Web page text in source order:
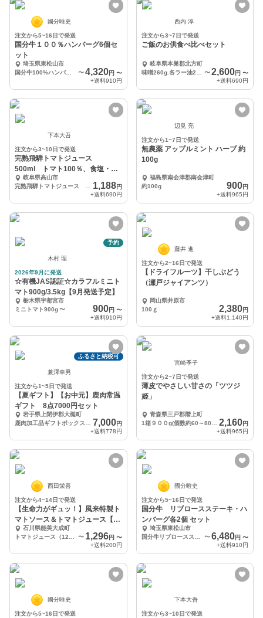
國分唯史
注文から5~16日で発送
国分牛１００％ハンバーグ6個セ
ット
埼玉県東松山市
国分牛100%ハンバーグ6個セット（デミグラス×2・トマト×2・和風×2）
〜 4,320円 〜
+送料910円
西内 淳
注文から3~7日で発送
ご飯のお供食べ比べセット
岐阜県本巣郡北方町
〜2,600円 〜
+送料690円
下本大吾
注文から3~10日で発送
完熟飛騨トマトジュース
500ml トマト100％、食塩・砂
糖無添加
岐阜県高山市
1,188円
+送料690円
辺見 亮
注文から1~7日で発送
無農薬 アップルミント ハーブ 約
100g
福島県南会津郡南会津町
約100g
900円
+送料965円
予約
木村 理
2026年9月に発送
☆有機JAS認証☆カラフルミニト
マト900g/3.5kg【9月発送予定】
栃木県宇都宮市
ミニトマト900g〜 900円 〜
+送料910円
藤井 進
注文から2~16日で発送
【ドライフルーツ】干しぶどう
（瀬戸ジャイアンツ）
岡山県井原市
100ｇ
2,380円
+送料1,140円
ふるさと納税可
兼澤幸男
注文から1~5日で発送
【夏ギフト】【お中元】鹿肉常温
ギフト 8点7000円セット
岩手県上閉伊郡大槌町
7,000円
+送料778円
宮崎季子
注文から2~7日で発送
薄皮でやさしい甘さの「ツツジ
姫」
青森県三戸郡階上町
2,160円
+送料965円
西田栄喜
注文から4~14日で発送
【生命力がギュッ！】風来特製ト
マトソース＆トマトジュース【送
料200円】
石川県能美大成町
〜 1,296円 〜
+送料200円
國分唯史
注文から5~16日で発送
国分牛 リブロースステーキ・ハ
ンバーグ各2個 セット
埼玉県東松山市
〜6,480円 〜
+送料910円
國分唯史
注文から5~16日で発送
下本大吾
注文から3~10日で発送